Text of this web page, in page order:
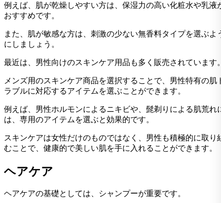
例えば、肌が乾燥しやすい方は、保湿力の高い化粧水や乳液
おすすめです。
また、肌が敏感な方は、刺激の少ない無香料タイプを選ぶよ
にしましょう。
最近は、男性向けのスキンケア用品も多く販売されています
メンズ用のスキンケア商品を選択することで、男性特有の肌
ラブルに対応するアイテムを選ぶことができます。
例えば、男性ホルモンによるニキビや、髭剃りによる肌荒れ
は、専用のアイテムを選ぶと効果的です。
スキンケアは女性だけのものではなく、男性も積極的に取り
むことで、健康的で美しい肌を手に入れることができます。
ヘアケア
ヘアケアの基礎としては、シャンプーが重要です。